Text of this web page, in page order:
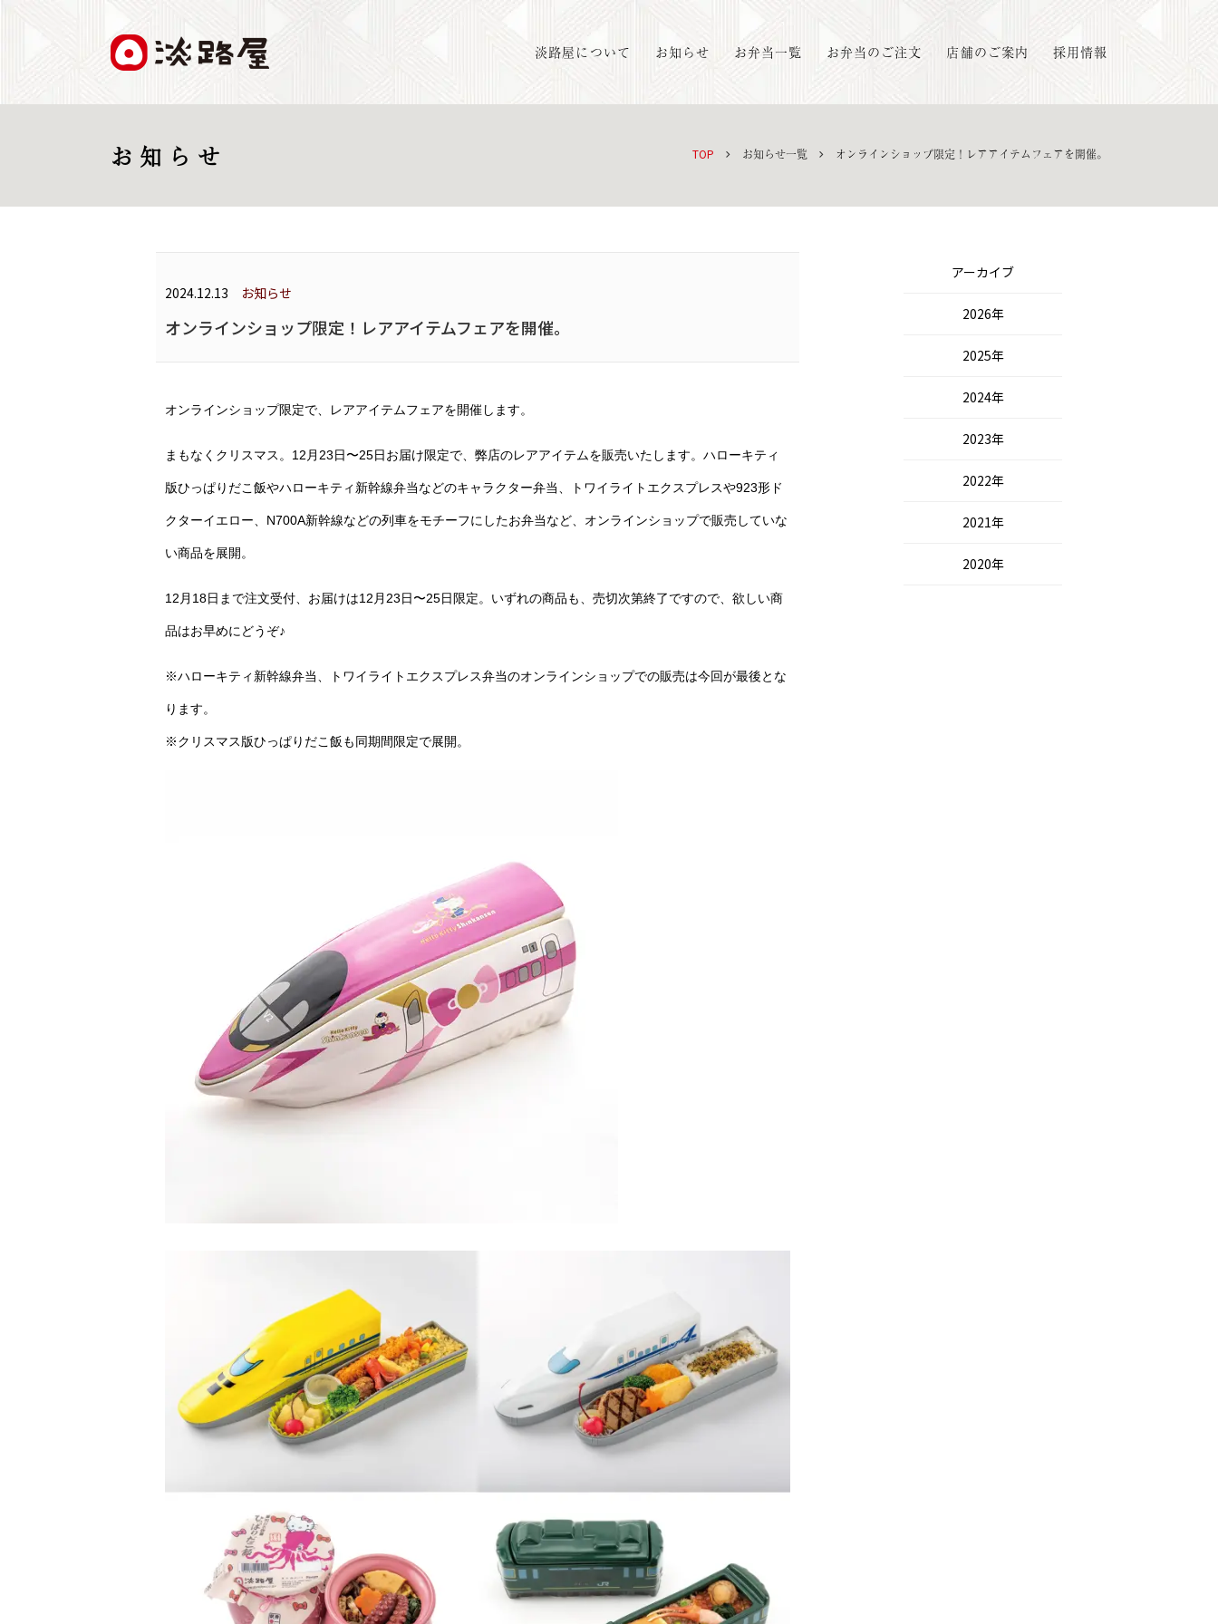
淡路屋について お知らせ お弁当一覧 お弁当のご注文 店舗のご案内 採用情報
お 知 ら せ TOP お知らせ一覧 オンラインショップ限定！レアアイテムフェアを開催。
2024.12.13 お知らせ
オンラインショップ限定！レアアイテムフェアを開催。
オンラインショップ限定で、レアアイテムフェアを開催します。
まもなくクリスマス。12月23日〜25日お届け限定で、弊店のレアアイテムを販売いたします。ハローキティ
版ひっぱりだこ飯やハローキティ新幹線弁当などのキャラクター弁当、トワイライトエクスプレスや923形ド
クターイエロー、N700A新幹線などの列車をモチーフにしたお弁当など、オンラインショップで販売していな
い商品を展開。
12月18日まで注文受付、お届けは12月23日〜25日限定。いずれの商品も、売切次第終了ですので、欲しい商
品はお早めにどうぞ♪
※ハローキティ新幹線弁当、トワイライトエクスプレス弁当のオンラインショップでの販売は今回が最後とな
ります。
※クリスマス版ひっぱりだこ飯も同期間限定で展開。
アーカイブ
2026年
2025年
2024年
2023年
2022年
2021年
2020年